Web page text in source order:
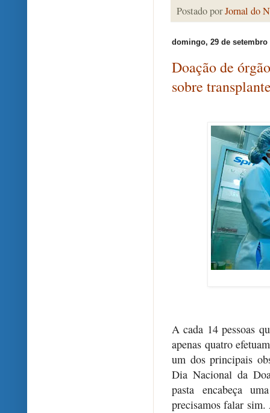
Postado porJornal do
domingo, 29 de setembro
Doação de
sobre
A cada 14 pessoas
apenas quatro
um dos principais
Dia Nacional da
pasta encabeça
precisamos falar sim.